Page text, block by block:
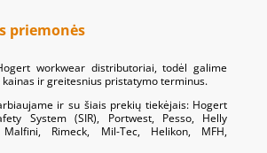
priemonės
workwear distributoriai, todėl galime
ir greitesnius pristatymo terminus.
ir su šiais prekių tiekėjais: Hogert
System (SIR), Portwest, Pesso, Helly
Rimeck, Mil-Tec, Helikon, MFH,